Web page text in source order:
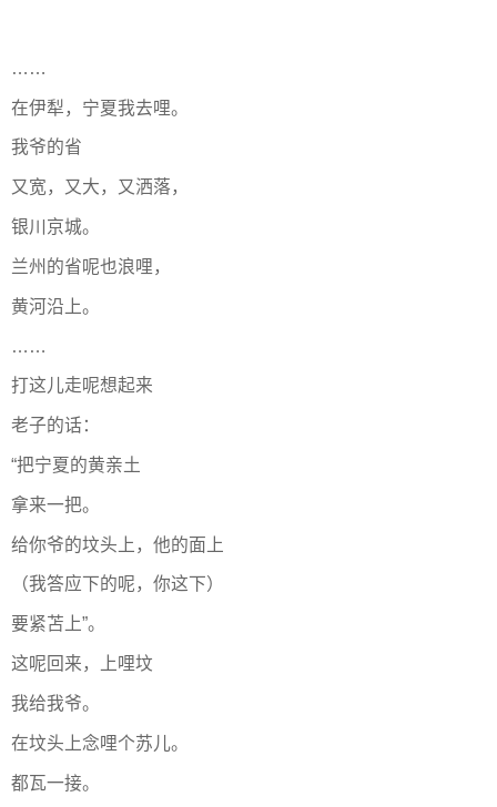
……
在伊犁，宁夏我去哩。
我爷的省
又宽，又大，又洒落，
银川京城。
兰州的省呢也浪哩，
黄河沿上。
……
打这儿走呢想起来
老子的话：
“把宁夏的黄亲土
拿来一把。
给你爷的坟头上，他的面上
（我答应下的呢，你这下）
要紧苫上”。
这呢回来，上哩坟
我给我爷。
在坟头上念哩个苏儿。
都瓦一接。